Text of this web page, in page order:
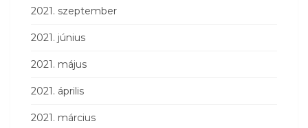
2021. szeptember
2021. június
2021. május
2021. április
2021. március